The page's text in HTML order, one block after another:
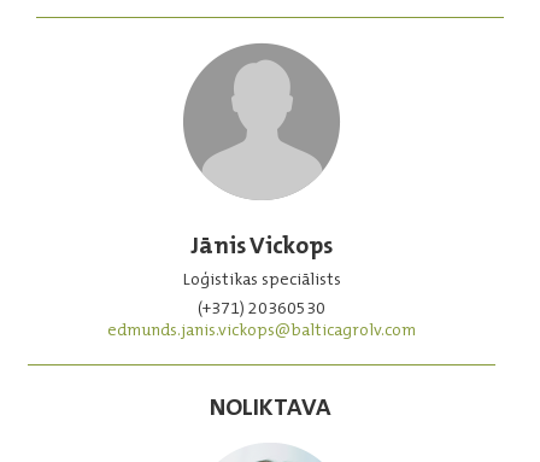
Jānis Vickops
Loģistikas speciālists
(+371) 20360530
edmunds.janis.vickops@balticagrolv.com
NOLIKTAVA